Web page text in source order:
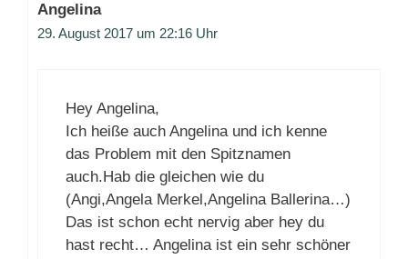
Angelina
29. August 2017 um 22:16 Uhr
Hey Angelina,
Ich heiße auch Angelina und ich kenne
das Problem mit den Spitznamen
auch.Hab die gleichen wie du
(Angi,Angela Merkel,Angelina Ballerina…)
Das ist schon echt nervig aber hey du
hast recht… Angelina ist ein sehr schöner